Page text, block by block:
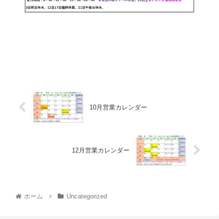
10月営業カレンダー
12月営業カレンダー
ホーム Uncategorized